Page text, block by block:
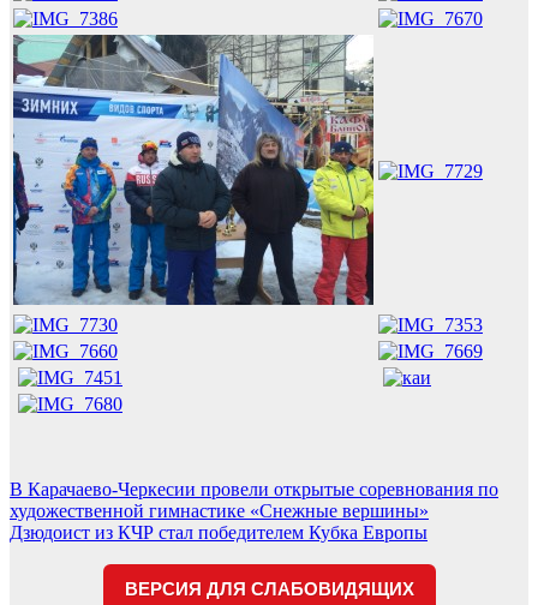
Навигация
по
записям
В Карачаево-Черкесии провели открытые соревнования по
художественной гимнастике «Снежные вершины»
Дзюдоист из КЧР стал победителем Кубка Европы
ВЕРСИЯ ДЛЯ СЛАБОВИДЯЩИХ